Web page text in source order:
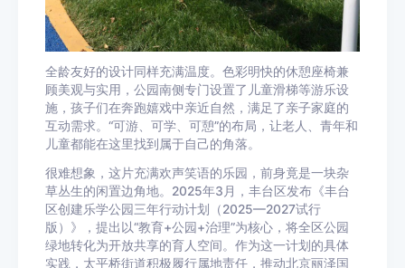
全龄友好的设计同样充满温度。色彩明快的休憩座椅兼
顾美观与实用，公园南侧专门设置了儿童滑梯等游乐设
施，孩子们在奔跑嬉戏中亲近自然，满足了亲子家庭的
互动需求。“可游、可学、可憩”的布局，让老人、青年和
儿童都能在这里找到属于自己的角落。
很难想象，这片充满欢声笑语的乐园，前身竟是一块杂
草丛生的闲置边角地。2025年3月，丰台区发布《丰台
区创建乐学公园三年行动计划（2025—2027试行
版）》，提出以“教育+公园+治理”为核心，将全区公园
绿地转化为开放共享的育人空间。作为这一计划的具体
实践，太平桥街道积极履行属地责任，推动北京丽泽国